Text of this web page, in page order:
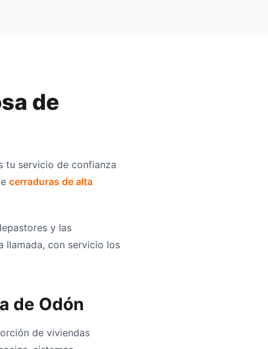
de
tu servicio de confianza
cerraduras de alta
y las
llamada, con servicio los
de Odón
de viviendas